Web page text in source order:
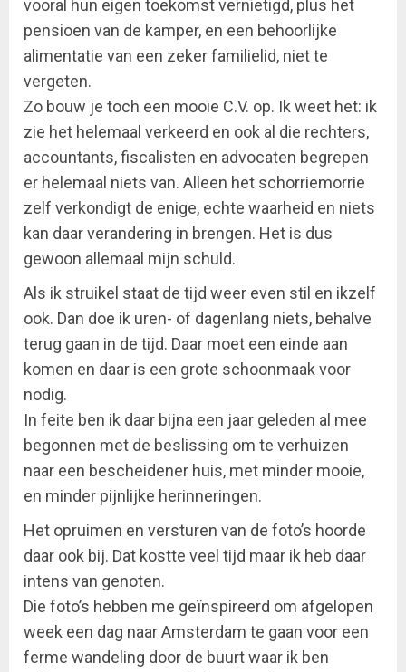
vooral hun eigen toekomst vernietigd, plus het
pensioen van de kamper, en een behoorlijke
alimentatie van een zeker familielid, niet te
vergeten.
Zo bouw je toch een mooie C.V. op. Ik weet het: ik
zie het helemaal verkeerd en ook al die rechters,
accountants, fiscalisten en advocaten begrepen
er helemaal niets van. Alleen het schorriemorrie
zelf verkondigt de enige, echte waarheid en niets
kan daar verandering in brengen. Het is dus
gewoon allemaal mijn schuld.
Als ik struikel staat de tijd weer even stil en ikzelf
ook. Dan doe ik uren- of dagenlang niets, behalve
terug gaan in de tijd. Daar moet een einde aan
komen en daar is een grote schoonmaak voor
nodig.
In feite ben ik daar bijna een jaar geleden al mee
begonnen met de beslissing om te verhuizen
naar een bescheidener huis, met minder mooie,
en minder pijnlijke herinneringen.
Het opruimen en versturen van de foto’s hoorde
daar ook bij. Dat kostte veel tijd maar ik heb daar
intens van genoten.
Die foto’s hebben me geïnspireerd om afgelopen
week een dag naar Amsterdam te gaan voor een
ferme wandeling door de buurt waar ik ben